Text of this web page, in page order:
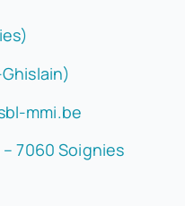
mmi.be
7060 Soignies